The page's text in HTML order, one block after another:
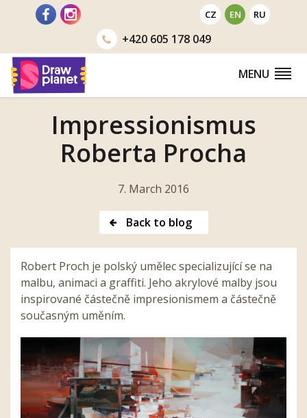
CZ EN RU
+420605 178 049
MENU
Impressionismus
Roberta Procha
7. March 2016
Back to blog
Robert Proch je polský umělec specializující se na
malbu, animaci a graffiti. Jeho akrylové malby jsou
inspirované částečně impresionismem a částečně
současným uměním.